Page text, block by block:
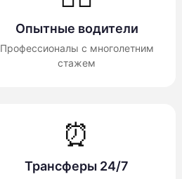
Опытные водители
Профессионалы с многолетним
стажем
⏰
Трансферы 24/7